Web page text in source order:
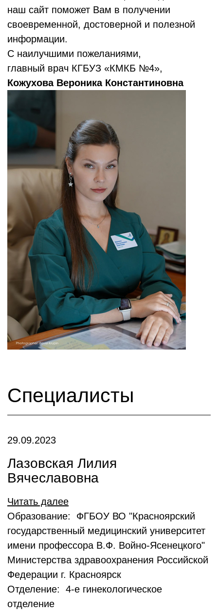
наш сайт поможет Вам в получении
своевременной, достоверной и полезной
информации.
С наилучшими пожеланиями,
главный врач КГБУЗ «КМКБ №4»,
Кожухова Вероника Константиновна
Специалисты
29.09.2023
Лазовская Лилия
Вячеславовна
Читать далее
Образование: ФГБОУ ВО "Красноярский
государственный медицинский университет
имени профессора В.Ф. Войно-Ясенецкого"
Министерства здравоохранения Российской
Федерации г. Красноярск
Отделение: 4-е гинекологическое
отделение